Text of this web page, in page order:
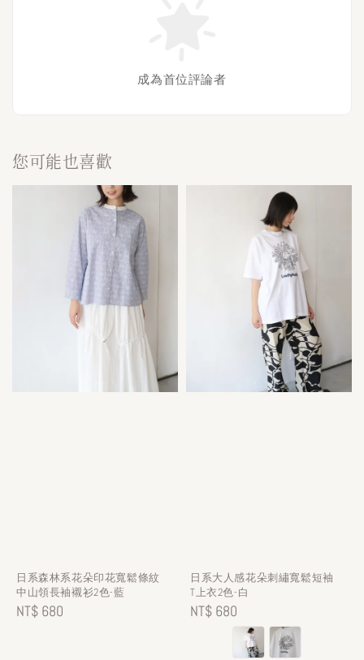
成為首位評論者
您可能也喜歡
日系森林系花朵印花寬鬆條紋
中山領長袖襯衫2色-藍
Regular
NT$ 680
日系大人感花朵刺繡寬鬆短袖
T上衣2色-白
Regular
NT$ 680